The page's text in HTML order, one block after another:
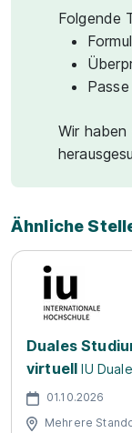
Folgende
Wir
Ähnliche
Duales
virtuell IU
01.10.2026
Mehrere